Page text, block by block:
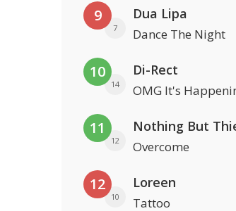
9
7
Dua Lipa
Dance The Night
10
14
Di-Rect
OMG It's
11
12
Nothing But
Overcome
12
10
Loreen
Tattoo